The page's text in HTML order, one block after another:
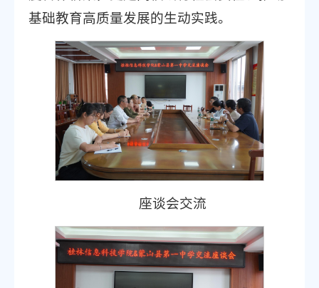
基础教育高质量发展的生动实践。
座谈会交流